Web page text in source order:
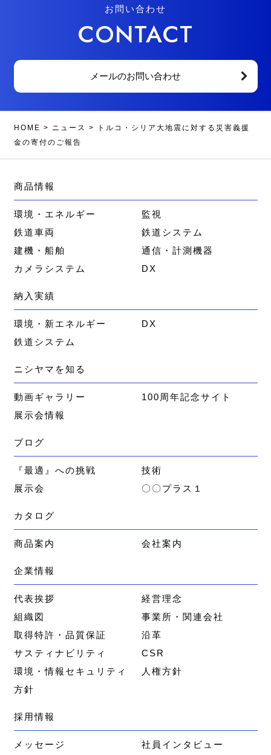
お問い合わせ
CONTACT
メールのお問い合わせ
HOME > ニュース >
トルコ・シリア大地震に対する災害義援
金の寄付のご報告
商品情報
環境・エネルギー
監視
鉄道車両
鉄道システム
建機・船舶
通信・計測機器
カメラシステム
DX
納入実績
環境・新エネルギー
DX
鉄道システム
ニシヤマを知る
動画ギャラリー
100周年記念サイト
展示会情報
ブログ
『最適』への挑戦
技術
展示会
〇〇プラス１
カタログ
商品案内 会社案内
企業情報
代表挨拶
経営理念
組織図
事業所・関連会社
取得特許・品質保証
沿革
サスティナビリティ
CSR
環境・情報セキュリティ
方針
人権方針
採用情報
メッセージ
社員インタビュー